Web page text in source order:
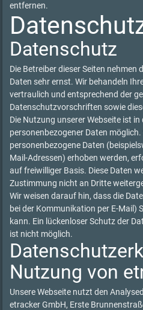
entfernen.
Datenschutz
Die Betreiber dieser Seiten nehmen
Daten sehr ernst. Wir behandeln
vertraulich und entsprechend der
Datenschutzvorschriften sowie
Die Nutzung unserer Webseite ist in
personenbezogener Daten
personenbezogene Daten
Mail-Adressen) erhoben werden,
auf freiwilliger Basis. Diese Daten
Zustimmung nicht an Dritte
Wir weisen darauf hin, dass die
bei der Kommunikation per E-Mail)
kann. Ein lückenloser Schutz der
ist nicht möglich.
Nutzung von
Unsere Webseite nutzt den
etracker GmbH, Erste